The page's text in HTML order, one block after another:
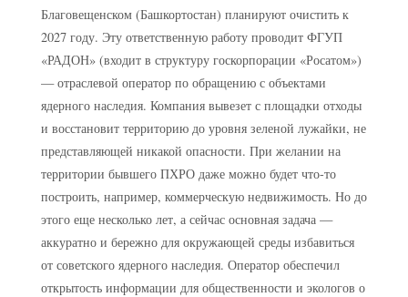
Благовещенском (Башкортостан) планируют очистить к
2027 году. Эту ответственную работу проводит ФГУП
«РАДОН» (входит в структуру госкорпорации «Росатом»)
— отраслевой оператор по обращению с объектами
ядерного наследия. Компания вывезет с площадки отходы
и восстановит территорию до уровня зеленой лужайки, не
представляющей никакой опасности. При желании на
территории бывшего ПХРО даже можно будет что-то
построить, например, коммерческую недвижимость. Но до
этого еще несколько лет, а сейчас основная задача —
аккуратно и бережно для окружающей среды избавиться
от советского ядерного наследия. Оператор обеспечил
открытость информации для общественности и экологов о